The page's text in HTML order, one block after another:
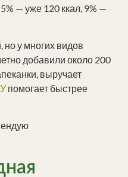
— уже 120 ккал, 9% —
у многих видов
добавили около 200
выручает
помогает быстрее